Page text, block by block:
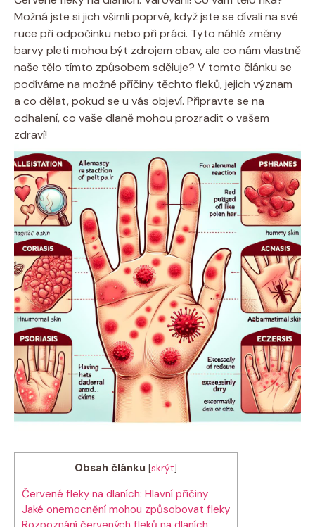
Možná jste si jich všimli poprvé, když jste se dívali na své
ruce při odpočinku nebo při práci. Tyto náhlé změny
barvy pleti mohou být zdrojem obav, ale co nám vlastně
naše tělo tímto způsobem sděluje? V tomto článku se
podíváme na možné příčiny těchto fleků, jejich význam
a co dělat, pokud se u vás objeví. Připravte se na
odhalení, co vaše dlaně mohou prozradit o vašem
zdraví!
Obsah článku [skrýt]
Červené fleky na dlaních: Hlavní příčiny
Jaké onemocnění mohou způsobovat fleky